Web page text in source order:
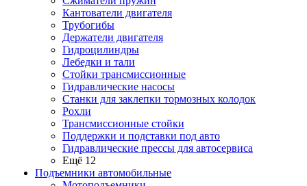
Кантователи двигателя
Трубогибы
Держатели двигателя
Гидроцилиндры
Лебедки и тали
Стойки трансмиссионные
Гидравлические насосы
Cтанки для заклепки тормозных колодок
Рохли
Трансмиссионные стойки
Поддержки и подставки под авто
Гидравлические прессы для автосервиса
Ещё 12
Подъемники автомобильные